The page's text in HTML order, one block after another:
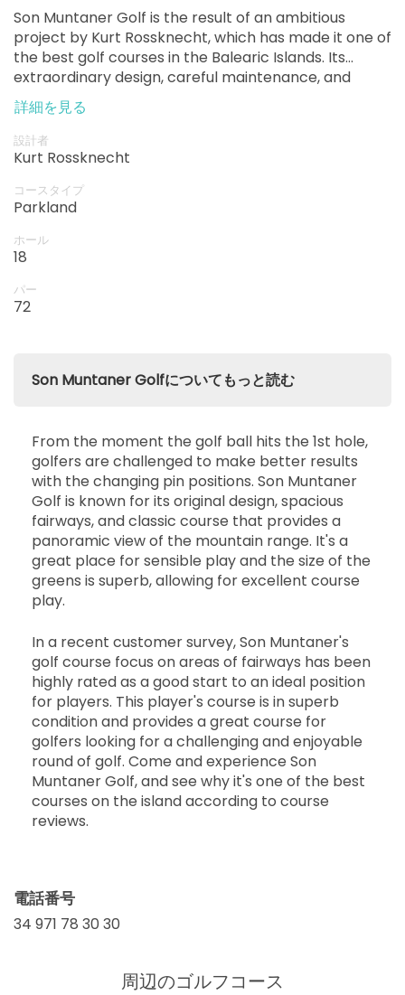
Son Muntaner Golf is the result of an ambitious
project by Kurt Rossknecht, which has made it one of
the best golf courses in the Balearic Islands. Its
extraordinary design, careful maintenance, and
continuous challenges have exceeded golfers'
expectations, making it a popular course for a long
time.
詳細を見る
設計者
Kurt Rossknecht
コースタイプ
Parkland
ホール
18
パー
72
Son Muntaner Golfについてもっと読む
From the moment the golf ball hits the 1st hole,
golfers are challenged to make better results
with the changing pin positions. Son Muntaner
Golf is known for its original design, spacious
fairways, and classic course that provides a
panoramic view of the mountain range. It's a
great place for sensible play and the size of the
greens is superb, allowing for excellent course
play.
In a recent customer survey, Son Muntaner's
golf course focus on areas of fairways has been
highly rated as a good start to an ideal position
for players. This player's course is in superb
condition and provides a great course for
golfers looking for a challenging and enjoyable
round of golf. Come and experience Son
Muntaner Golf, and see why it's one of the best
courses on the island according to course
reviews.
電話番号
34 971 78 30 30
周辺のゴルフコース